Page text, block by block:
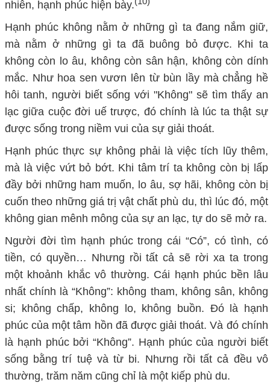
nhiên, hạnh phúc hiện bày.
Hạnh phúc không nằm ở những gì ta đang nắm giữ,
mà nằm ở những gì ta đã buông bỏ được. Khi ta
không còn lo âu, không còn sân hận, không còn dính
mắc. Như hoa sen vươn lên từ bùn lầy mà chẳng hề
hôi tanh, người biết sống với "Không" sẽ tìm thấy an
lạc giữa cuộc đời uế trược, đó chính là lúc ta thật sự
được sống trong niềm vui của sự giải thoát.
Hạnh phúc thực sự không phải là việc tích lũy thêm,
mà là việc vứt bỏ bớt. Khi tâm trí ta không còn bị lấp
đầy bởi những ham muốn, lo âu, sợ hãi, không còn bị
cuốn theo những giá trị vật chất phù du, thì lúc đó, một
không gian mênh mông của sự an lạc, tự do sẽ mở ra.
Người đời tìm hạnh phúc trong cái “Có”, có tình, có
tiền, có quyền… Nhưng rồi tất cả sẽ rời xa ta trong
một khoảnh khắc vô thường. Cái hạnh phúc bền lâu
nhất chính là “Không”: không tham, không sân, không
si; không chấp, không lo, không buồn. Đó là hạnh
phúc của một tâm hồn đã được giải thoát. Và đó chính
là hạnh phúc bởi “Không”. Hạnh phúc của người biết
sống bằng trí tuệ và từ bi. Nhưng rồi tất cả đều vô
thường, trăm năm cũng chỉ là một kiếp phù du.